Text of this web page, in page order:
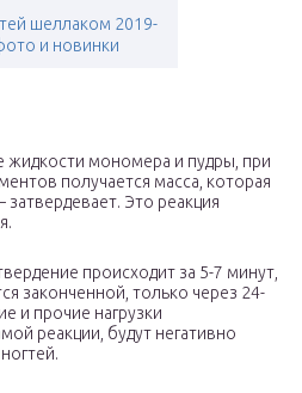
шеллаком 2019-
и новинки
жидкости мономера и пудры, при
получается масса, которая
Это реакция
происходит за 5-7 минут,
законченной, только через 24-
и прочие нагрузки
реакции, будут негативно